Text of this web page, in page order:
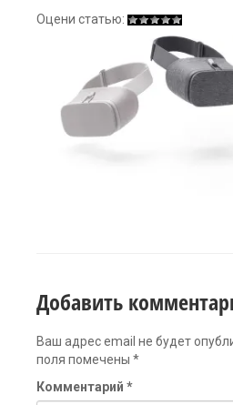
Оцени статью:
Добавить
Ваш адрес email не будет
поля помечены *
Комментарий *